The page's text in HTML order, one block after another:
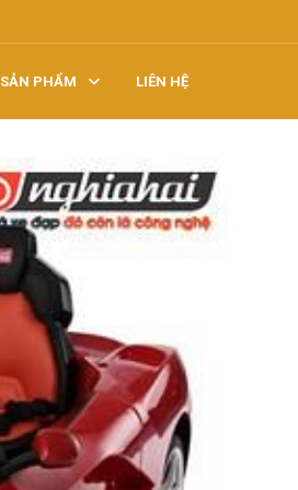
SẢN PHẨM LIÊN HỆ